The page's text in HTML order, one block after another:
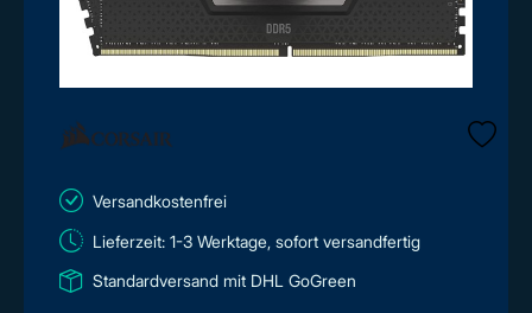
Versandkostenfrei
Lieferzeit: 1-3 Werktage, sofort versandfertig
Standardversand mit DHL GoGreen